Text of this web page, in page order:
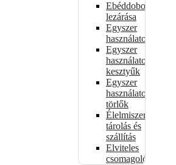
Ebéddobozok
lezárása
Egyszer
használatos
Egyszer
használatos
kesztyűk
Egyszer
használatos
törlők
Élelmiszer-
tárolás és
szállítás
Elviteles
csomagolóanyagok